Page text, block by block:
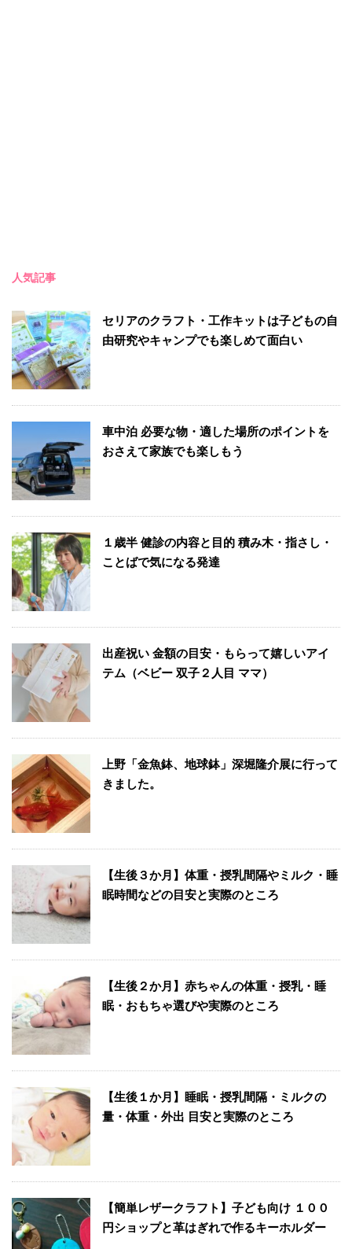
人気記事
セリアのクラフト・工作キットは子どもの自
由研究やキャンプでも楽しめて面白い
車中泊 必要な物・適した場所のポイントを
おさえて家族でも楽しもう
１歳半 健診の内容と目的 積み木・指さし・
ことばで気になる発達
出産祝い 金額の目安・もらって嬉しいアイ
テム（ベビー 双子２人目 ママ）
上野「金魚鉢、地球鉢」深堀隆介展に行って
きました。
【生後３か月】体重・授乳間隔やミルク・睡
眠時間などの目安と実際のところ
【生後２か月】赤ちゃんの体重・授乳・睡
眠・おもちゃ選びや実際のところ
【生後１か月】睡眠・授乳間隔・ミルクの
量・体重・外出 目安と実際のところ
【簡単レザークラフト】子ども向け １００
円ショップと革はぎれで作るキーホルダー